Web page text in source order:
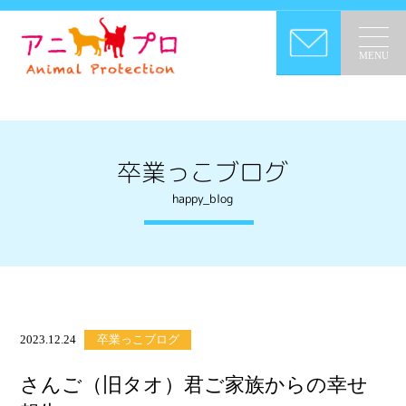
MENU
卒業っこブログ
happy_blog
2023.12.24 卒業っこブログ
さんご（旧タオ）君ご家族からの幸せ